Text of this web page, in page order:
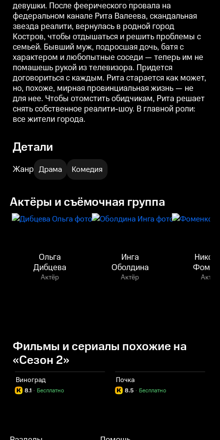
помашешь рукой из телевизора.
Придется договориться с
каждым. Рита старается как
может, но, похоже, мирная
провинциальная жизнь — не
для нее. Чтобы отомстить
обидчикам, Рита решает снять
собственное реалити-шоу. В
главной роли: все жители
помашешь рукой из телевизора.
Придется договориться с
каждым. Рита старается как
может, но, похоже, мирная
провинциальная жизнь — не
для нее. Чтобы отомстить
обидчикам, Рита решает снять
собственное реалити-шоу. В
главной роли: все жители
города.
девушки. После феерического провала на
федеральном канале Рита Валеева, скандальная
звезда реалити, вернулась в родной город
Костров, чтобы отдышаться и решить проблемы с
семьей. Бывший муж, подросшая дочь, батя с
характером и любопытные соседи — теперь им не
помашешь рукой из телевизора. Придется
договориться с каждым. Рита старается как может,
но, похоже, мирная провинциальная жизнь — не
для нее. Чтобы отомстить обидчикам, Рита решает
снять собственное реалити-шоу. В главной роли:
все жители города.
Детали
Жанр Драма Комедия
Актёры и съёмочная группа
Ольга
Дибцева
Актёр
Инга
Оболдина
Актёр Актёр
Фильмы и сериалы похожие на
«Сезон 2»
Виноград
8.1 Бесплатно
·
Почка
8.5 Бесплатно
·